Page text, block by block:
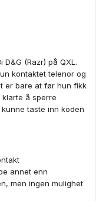
(Razr) på QXL.
kontaktet telenor og
er bare at før hun fikk
å sperre
taste inn koden
annet enn
men ingen mulighet